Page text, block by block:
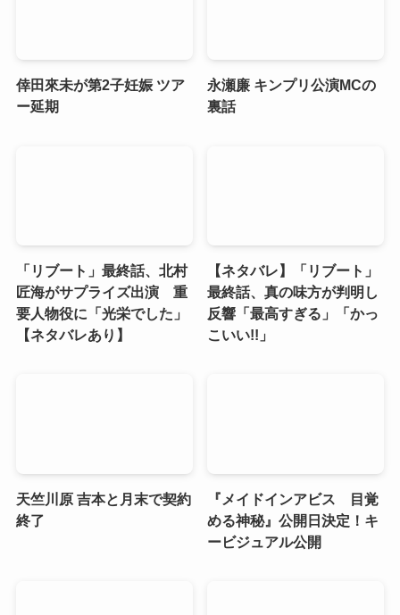
倖田來未が第2子妊娠 ツア
ー延期
永瀬廉 キンプリ公演MCの
裏話
「リブート」最終話、北村
匠海がサプライズ出演 重
要人物役に「光栄でした」
【ネタバレあり】
【ネタバレ】「リブート」
最終話、真の味方が判明し
反響「最高すぎる」「かっ
こいい!!」
天竺川原 吉本と月末で契約
終了
『メイドインアビス 目覚
める神秘』公開日決定！キ
ービジュアル公開